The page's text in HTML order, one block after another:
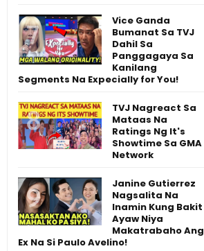
Vice Ganda
Bumanat Sa TVJ
Dahil Sa
Panggagaya Sa
Kanilang
Segments Na Expecially for You!
TVJ Nagreact Sa
Mataas Na
Ratings Ng It's
Showtime Sa GMA
Network
Janine Gutierrez
Nagsalita Na
Inamin Kung Bakit
Ayaw Niya
Makatrabaho Ang
Ex Na Si Paulo Avelino!